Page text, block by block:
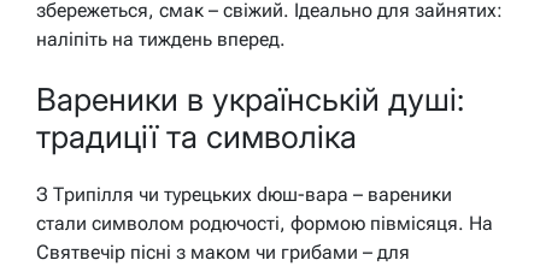
збережеться, смак – свіжий. Ідеально для зайнятих:
наліпіть на тиждень вперед.
Вареники в українській душі:
традиції та символіка
З Трипілля чи турецьких dюш-вара – вареники
стали символом родючості, формою півмісяця. На
Святвечір пісні з маком чи грибами – для